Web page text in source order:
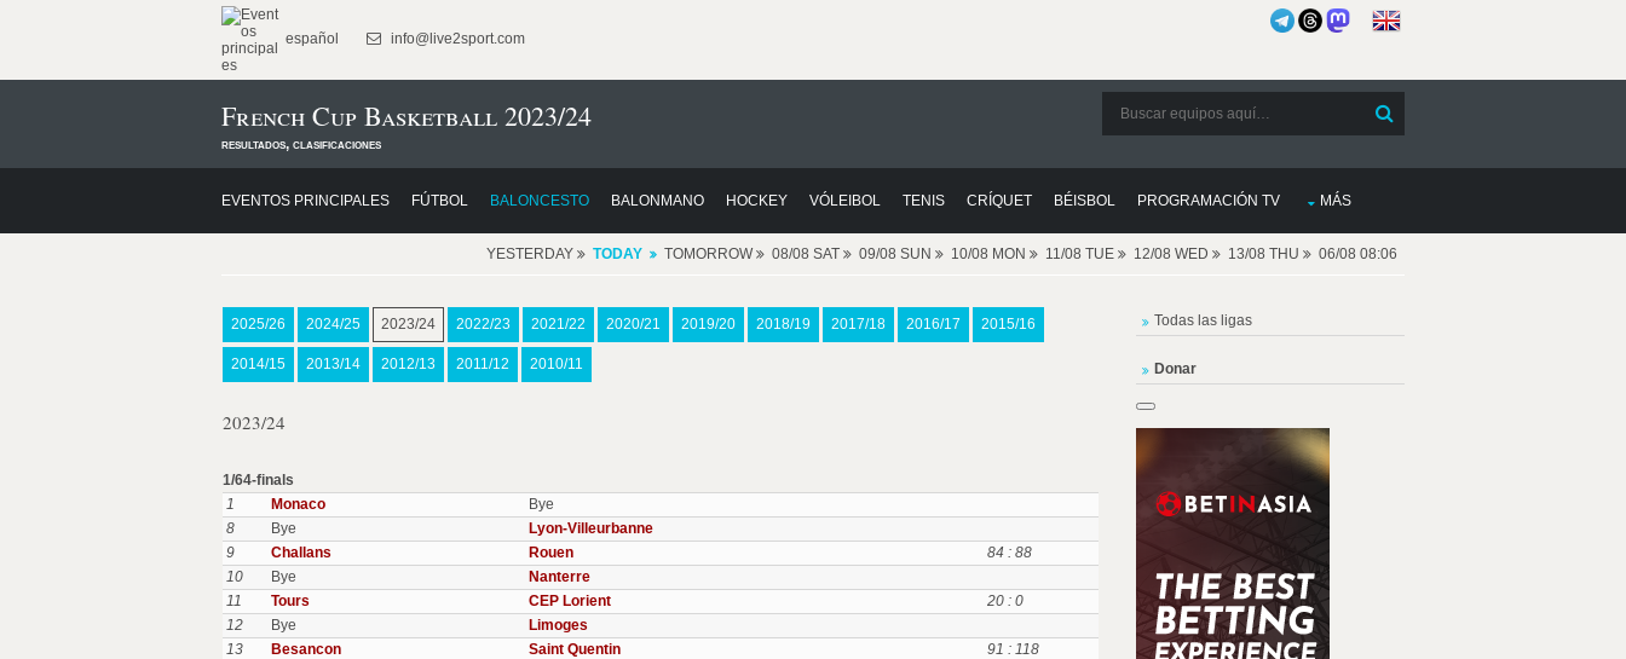
español info@live2sport.com
French Cup Basketball 2023/24
resultados, clasificaciones
EVENTOS PRINCIPALES FÚTBOL BALONCESTO BALONMANO HOCKEY VÓLEIBOL TENIS CRÍQUET BÉISBOL PROGRAMACIÓN TV MÁS
YESTERDAY TODAY TOMORROW 08/08 SAT 09/08 SUN 10/08 MON 11/08 TUE 12/08 WED 13/08 THU 06/08 08:06
2025/26 2024/25 2023/24 2022/23 2021/22 2020/21 2019/20 2018/19 2017/18 2016/17 2015/16
2014/15 2013/14 2012/13 2011/12 2010/11
2023/24
1/64-finals
1
Monaco
Bye
8
Bye
Lyon-Villeurbanne
9
Challans Rouen
84 : 88
10
Bye
Nanterre
11
Tours CEP Lorient
20 : 0
12
Bye
Limoges
13
Besancon Saint Quentin
91 : 118
Todas las ligas
Donar